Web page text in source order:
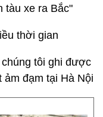
tàu xe ra Bắc"
thời gian
tôi ghi được
đạm tại Hà Nội